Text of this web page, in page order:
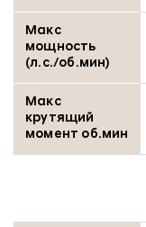
Макс
мощность
(л.с./об.мин)
Макс
крутящий
момент об.мин